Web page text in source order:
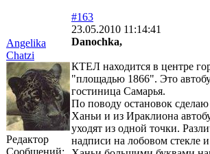
Angelika
Chatzi
Редактор
Сообщений:
#163
23.05.2010 11:14:41
Danochka,
КТЕЛ находится в центре
"площадью 1866". Это
гостиница Самарья.
По поводу остановок
Ханьи и из Ираклиона
уходят из одной точки.
надписи на лобовом стекле